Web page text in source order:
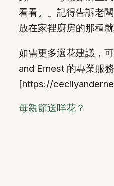
看看。」記得告訴老
放在家裡廚房的那種
如需更多選花建議，
and Ernest 的專業服務
[https://
母親節送咩花？